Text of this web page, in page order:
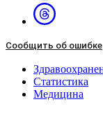
Сообщить об ошибке
Статистика
Медицина